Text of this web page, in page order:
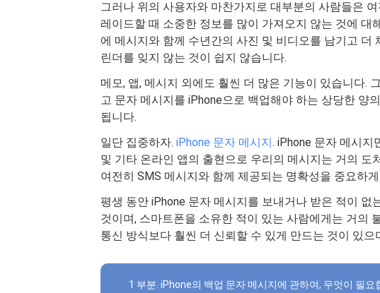
그러나 위의 사용자와 마찬가지로 대부분의 사람들은
레이드할 때 소중한 정보를 많이 가져오지 않는 것에 대
에 메시지와 함께 수년간의 사진 및 비디오를 남기고 더
린더를 잊지 않는 것이 쉽지 않습니다.
메모, 앱, 메시지 외에도 훨씬 더 많은 기능이 있습니다.
고 문자 메시지를 iPhone으로 백업해야 하는 상당한 양
됩니다.
일단 집중하자. iPhone 문자 메시지. iPhone 문자 메시지
및 기타 온라인 앱의 출현으로 우리의 메시지는 거의 도
여전히 ​​SMS 메시지와 함께 제공되는 명확성을 중요하
평생 동안 iPhone 문자 메시지를 보내거나 받은 적이 없
것이며, 스마트폰을 소유한 적이 있는 사람에게는 거의
통신 방식보다 훨씬 더 신뢰할 수 있게 만드는 것이 있
1 부분. iPhone의 백업 문자 메시지에 관하여, 무엇이 필요